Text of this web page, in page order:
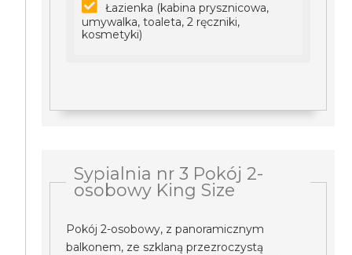
Łazienka (kabina prysznicowa,
umywalka, toaleta, 2 ręczniki,
kosmetyki)
Sypialnia nr 3 Pokój 2-
osobowy King Size
Pokój 2-osobowy, z panoramicznym
balkonem, ze szklaną przezroczystą